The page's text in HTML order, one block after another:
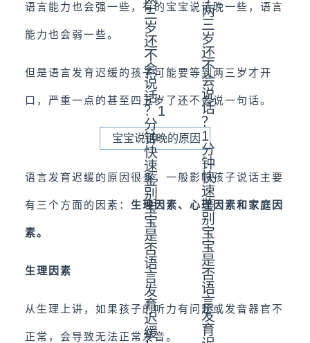
语言能力也会强一些，有的宝宝说话晚一些，语言
能力也会弱一些。
但是语言发育迟缓的孩子可能要等到两三岁才开
口，严重一点的甚至四五岁了还不会说一句话。
宝宝说话晚的原因
语言发育迟缓的原因很多，一般影响孩子说话主要
有三个方面的因素： 生理因素、心理因素和家庭因
素。
生理因素
从生理上讲，如果孩子的听力有问题或发音器官不
正常，会导致无法正常发音。